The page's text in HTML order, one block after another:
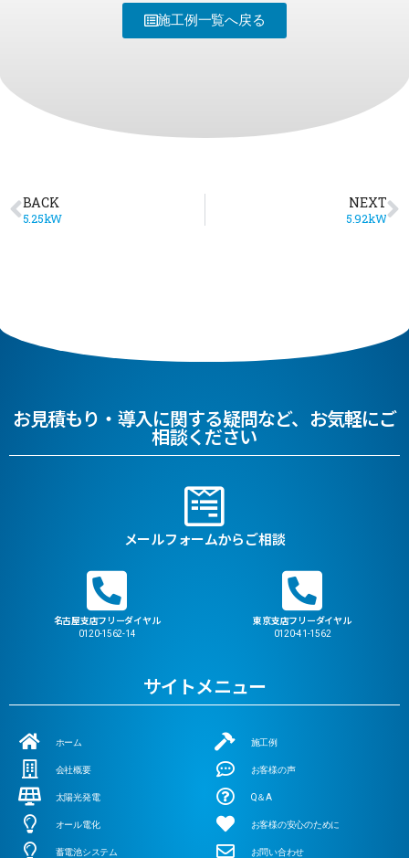
施工例一覧へ戻る
BACK
5.25kW
NEXT
5.92kW
お見積もり・導入に関する疑問など、お気軽にご
相談ください
メールフォームからご相談
名古屋支店フリーダイヤル
0120-1562-14
東京支店フリーダイヤル
0120-41-1562
サイトメニュー
ホーム
会社概要
太陽光発電
オール電化
蓄電池システム
施工例
お客様の声
Q＆A
お客様の安心のために
お問い合わせ